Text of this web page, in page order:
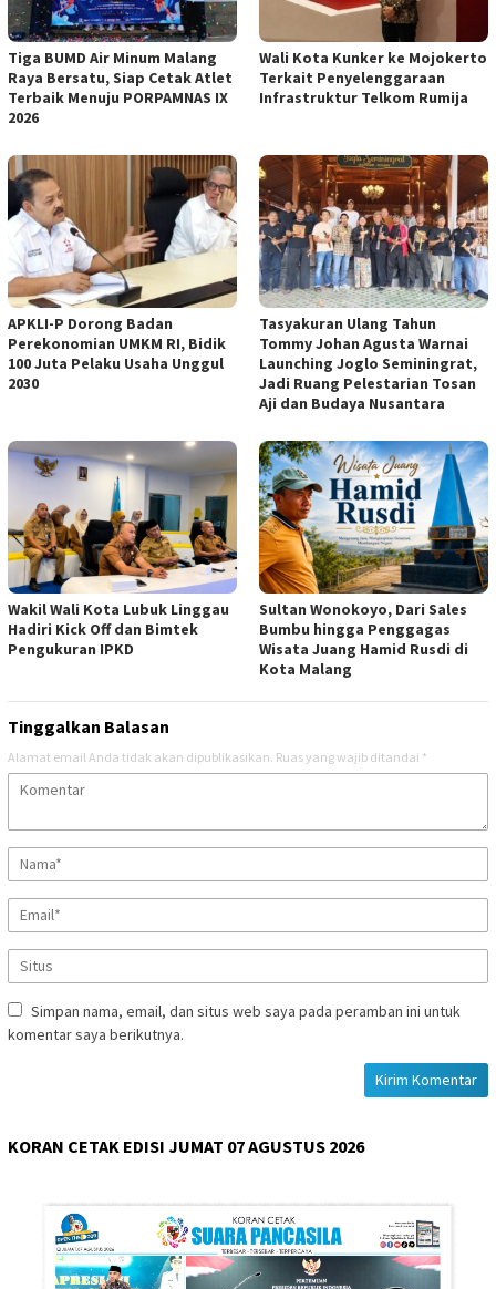
Tiga BUMD Air Minum Malang
Raya Bersatu, Siap Cetak Atlet
Terbaik Menuju PORPAMNAS IX
2026
Wali Kota Kunker ke Mojokerto
Terkait Penyelenggaraan
Infrastruktur Telkom Rumija
APKLI-P Dorong Badan
Perekonomian UMKM RI, Bidik
100 Juta Pelaku Usaha Unggul
2030
Tasyakuran Ulang Tahun
Tommy Johan Agusta Warnai
Launching Joglo Seminingrat,
Jadi Ruang Pelestarian Tosan
Aji dan Budaya Nusantara
Wakil Wali Kota Lubuk Linggau
Hadiri Kick Off dan Bimtek
Pengukuran IPKD
Sultan Wonokoyo, Dari Sales
Bumbu hingga Penggagas
Wisata Juang Hamid Rusdi di
Kota Malang
Tinggalkan Balasan
Alamat email Anda tidak akan dipublikasikan. Ruas yang wajib ditandai *
Simpan nama, email, dan situs web saya pada peramban ini untuk
komentar saya berikutnya.
KORAN CETAK EDISI JUMAT 07 AGUSTUS 2026